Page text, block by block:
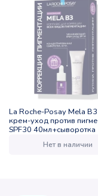
La Roche-Posay Mela
крем-уход против
SPF30 40мл+сыворотка
Нет в наличии